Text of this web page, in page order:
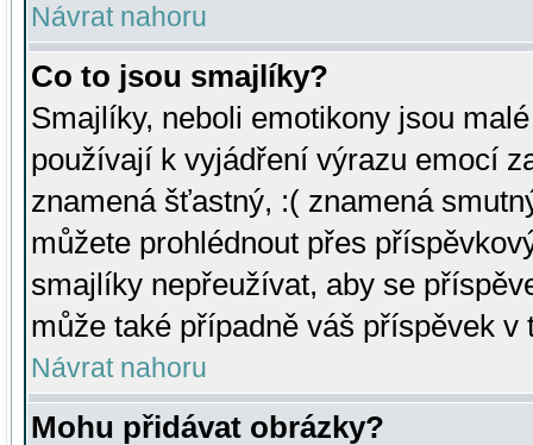
Návrat nahoru
Co to jsou smajlíky?
Smajlíky, neboli emotikony jsou
používají k vyjádření výrazu emocí
znamená šťastný, :( znamená
můžete prohlédnout přes
smajlíky nepřeužívat, aby se
může také případně váš příspěvek v
Návrat nahoru
Mohu přidávat obrázky?